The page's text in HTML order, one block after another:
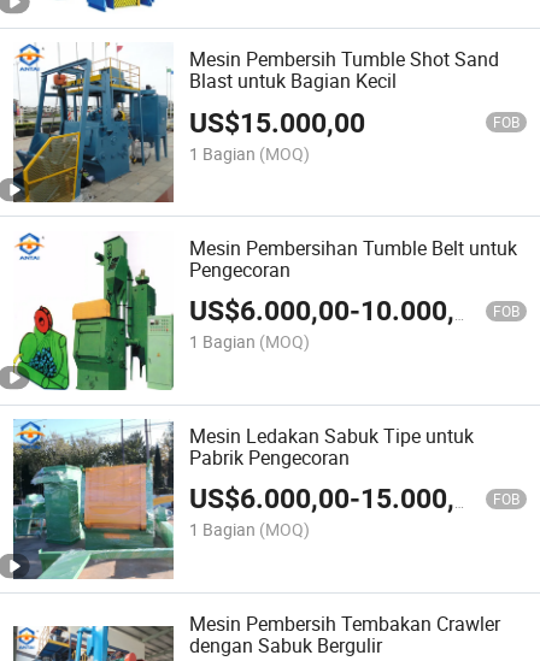
Mesin Pembersih Tumble Shot Sand
Blast untuk Bagian Kecil
US$15.000,00 FOB
1 Bagian (MOQ)
Mesin Pembersihan Tumble Belt untuk
Pengecoran
US$6.000,00-10.000,00 FOB
1 Bagian (MOQ)
Mesin Ledakan Sabuk Tipe untuk
Pabrik Pengecoran
US$6.000,00-15.000,00 FOB
1 Bagian (MOQ)
Mesin Pembersih Tembakan Crawler
dengan Sabuk Bergulir